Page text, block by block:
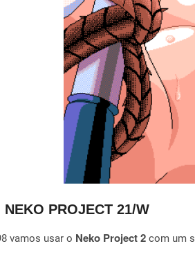
PROJECT 21/W
vamos usar o Neko Project 2 com um